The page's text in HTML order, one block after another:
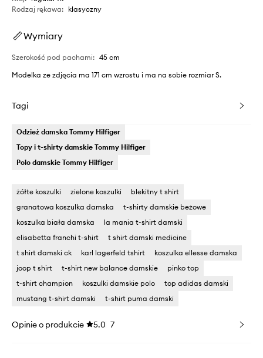
Rodzaj rękawa: klasyczny
Wymiary
Szerokość pod pachami: 45 cm
Modelka ze zdjęcia ma 171 cm wzrostu i ma na sobie rozmiar S.
Tagi
Odzież damska Tommy Hilfiger
Topy i t-shirty damskie Tommy Hilfiger
Polo damskie Tommy Hilfiger
żółte koszulki zielone koszulki
blekitny t shirt
granatowa koszulka damska
t-shirty damskie beżowe
koszulka biała damska
la mania t-shirt damski
elisabetta franchi t-shirt
t shirt damski medicine
t shirt damski ck
karl lagerfeld tshirt
koszulka ellesse damska
joop t shirt
t-shirt new balance damskie
pinko top
t-shirt champion
koszulki damskie polo
top adidas damski
mustang t-shirt damski
t-shirt puma damski
Opinie o produkcie 5.0 7